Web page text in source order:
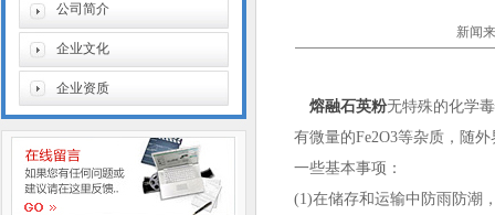
公司简介
企业文化
企业资质
新闻
熔融石英粉无特殊的化学
有微量的Fe2O3等杂质，随
一些基本事项：
(1)在储存和运输中防雨防潮